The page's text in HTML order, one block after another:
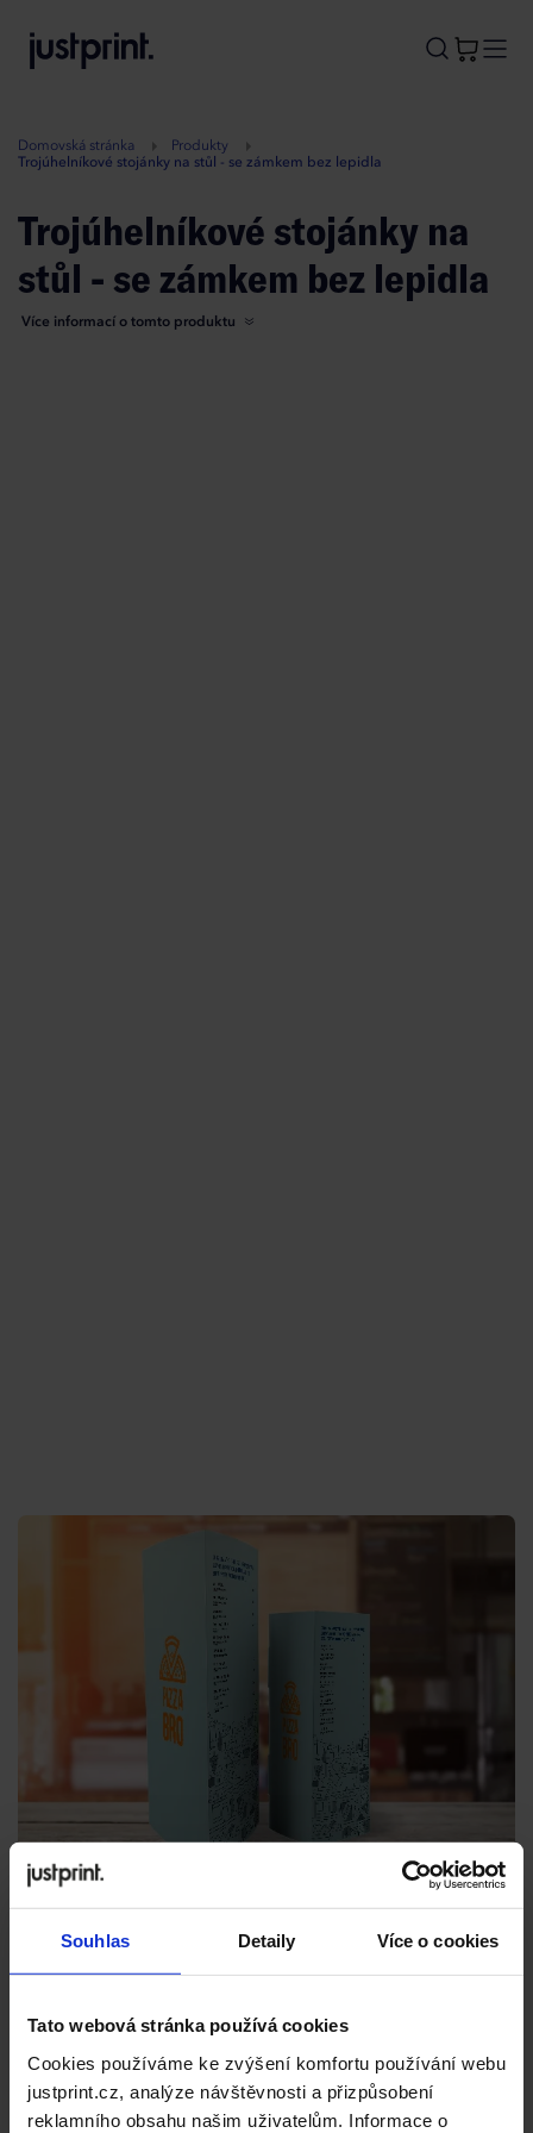
Souhlas Detaily Více o cookies
Tato webová stránka používá cookies
Cookies používáme ke zvýšení komfortu používání webu
justprint.cz, analýze návštěvnosti a přizpůsobení
reklamního obsahu našim uživatelům. Informace o
A
Domovská stránka
Produkty
Trojúhelníkové stojánky na stůl - se zámkem bez lepidla
Trojúhelníkové stojánky na
stůl - se zámkem bez lepidla
Více informací o tomto produktu